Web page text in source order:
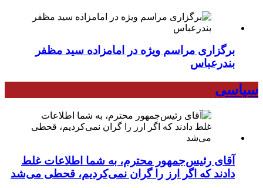
برگزاری مراسم ویژه در امامزاده سید مظفر
بندرعباس
سیاسی
آقای رئیس‌جمهور محترم، به شما اطلاعات غلط
دادند که اگر ارز را گران نمی‌کردیم، قحطی می‌شد